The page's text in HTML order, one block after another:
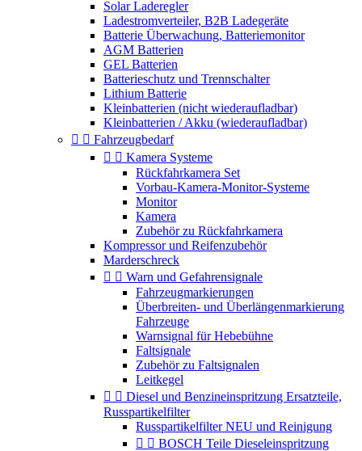
Solar Laderegler
Ladestromverteiler, B2B Ladegeräte
Batterie Überwachung, Batteriemonitor
AGM Batterien
GEL Batterien
Batterieschutz und Trennschalter
Lithium Batterie
Kleinbatterien (nicht wiederaufladbar)
Kleinbatterien / Akku (wiederaufladbar)
  Fahrzeugbedarf
  Kamera Systeme
Rückfahrkamera Set
Vorbau-Kamera-Monitor-Systeme
Monitor
Kamera
Zubehör zu Rückfahrkamera
Kompressor und Reifenzubehör
Marderschreck
  Warn und Gefahrensignale
Fahrzeugmarkierungen
Überbreiten- und Überlängenmarkierung
Fahrzeuge
Warnsignal für Hebebühne
Faltsignale
Zubehör zu Faltsignalen
Leitkegel
  Diesel und Benzineinspritzung Ersatzteile,
Russpartikelfilter
Russpartikelfilter NEU und Reinigung
  BOSCH Teile Dieseleinspritzung